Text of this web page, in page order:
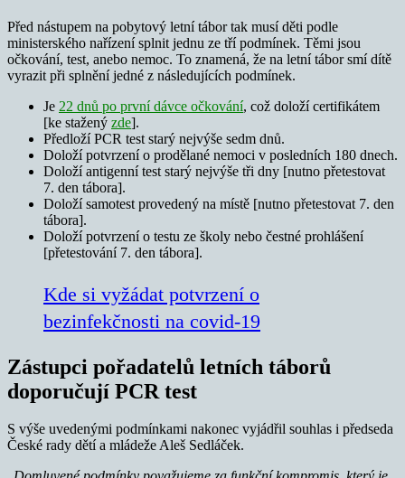
Před nástupem na pobytový letní tábor tak musí děti podle
ministerského nařízení splnit jednu ze tří podmínek. Těmi jsou
očkování, test, anebo nemoc. To znamená, že na letní tábor smí dítě
vyrazit při splnění jedné z následujících podmínek.
Je 22 dnů po první dávce očkování, což doloží certifikátem
[ke stažený zde].
Předloží PCR test starý nejvýše sedm dnů.
Doloží potvrzení o prodělané nemoci v posledních 180 dnech.
Doloží antigenní test starý nejvýše tři dny [nutno přetestovat
7. den tábora].
Doloží samotest provedený na místě [nutno přetestovat 7. den
tábora].
Doloží potvrzení o testu ze školy nebo čestné prohlášení
[přetestování 7. den tábora].
Kde si vyžádat potvrzení o
bezinfekčnosti na covid-19
Zástupci pořadatelů letních táborů
doporučují PCR test
S výše uvedenými podmínkami nakonec vyjádřil souhlas i předseda
České rady dětí a mládeže Aleš Sedláček.